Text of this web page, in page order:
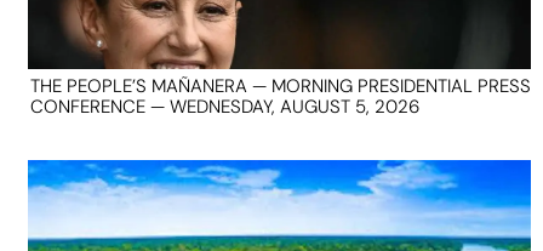
THE PEOPLE’S MAÑANERA — MORNING PRESIDENTIAL PRESS
CONFERENCE — WEDNESDAY, AUGUST 5, 2026